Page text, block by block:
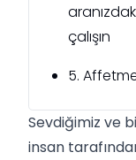
çalışın
5.
Sevdiğimiz ve
insan